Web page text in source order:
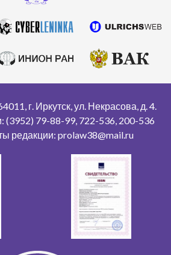
г. Иркутск, ул. Некрасова, д. 4.
(3952) 79-88-99, 722-536, 200-536
редакции: prolaw38@mail.ru